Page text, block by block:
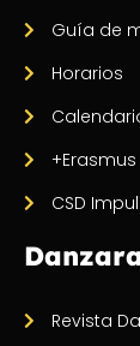
Guía de
Horarios
+Erasmus
CSD
Revista